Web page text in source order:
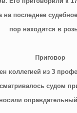
на последнее
пор находится в
Приговор
коллегией из 3
судом